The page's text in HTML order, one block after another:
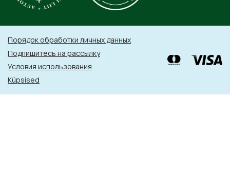
Порядок обработки личных данных
Подпишитесь на рассылку
Условия использования
Küpsised